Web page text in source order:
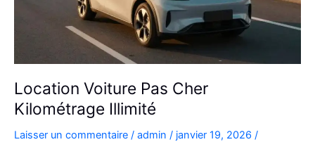
Location Voiture Pas Cher
Kilométrage Illimité
Laisser un commentaire / admin / janvier 19, 2026 /